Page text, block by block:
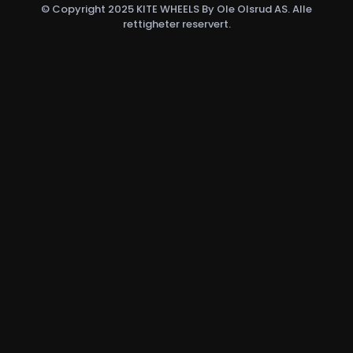
© Copyright 2025 KITE WHEELS By Ole Olsrud AS. Alle
rettigheter reservert.